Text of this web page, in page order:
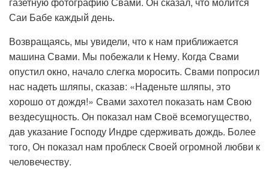
Саи Бабе каждый день.
Возвращаясь, мы увидели, что к нам приближается
машина Свами. Мы побежали к Нему. Когда Свами
опустил окно, начало слегка моросить. Свами попросил
нас надеть шляпы, сказав: «Наденьте шляпы, это
хорошо от дождя!» Свами захотел показать нам Свою
вездесущность. Он показал нам Своё всемогущество,
дав указание Господу Индре сдерживать дождь. Более
того, Он показал нам проблеск Своей огромной любви к
человечеству.